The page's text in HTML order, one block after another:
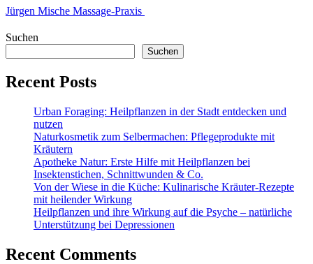
Jürgen Mische Massage-Praxis
Suchen
Suchen
Recent Posts
Urban Foraging: Heilpflanzen in der Stadt entdecken und
nutzen
Naturkosmetik zum Selbermachen: Pflegeprodukte mit
Kräutern
Apotheke Natur: Erste Hilfe mit Heilpflanzen bei
Insektenstichen, Schnittwunden & Co.
Von der Wiese in die Küche: Kulinarische Kräuter-Rezepte
mit heilender Wirkung
Heilpflanzen und ihre Wirkung auf die Psyche – natürliche
Unterstützung bei Depressionen
Recent Comments